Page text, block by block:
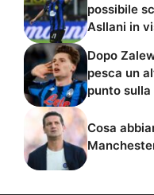
possibile
Asllani in
Dopo
pesca un
punto
Cosa